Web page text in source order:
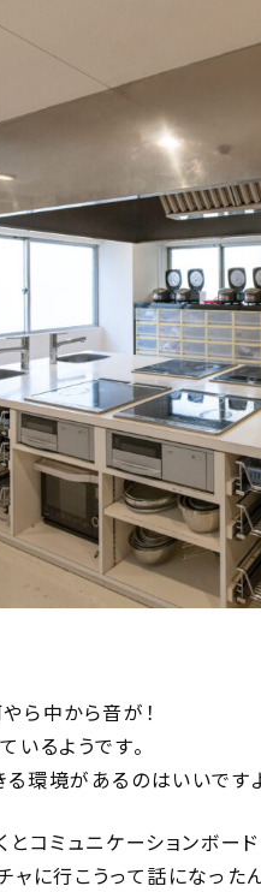
ら中から音が！
いるようです。
環境があるのはいいです
とコミュニケーションボー
ャに行こうって話になった